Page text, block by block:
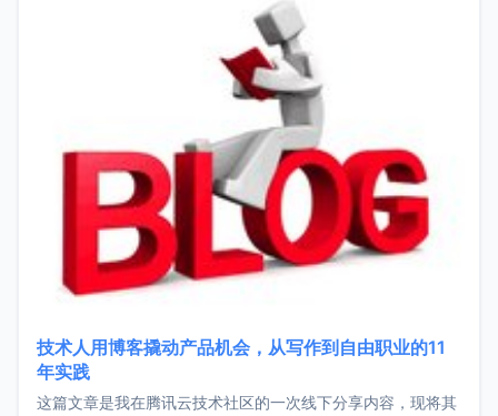
技术人用博客撬动产品机会，从写作到自由职业的11
年实践
这篇文章是我在腾讯云技术社区的一次线下分享内容，现将其